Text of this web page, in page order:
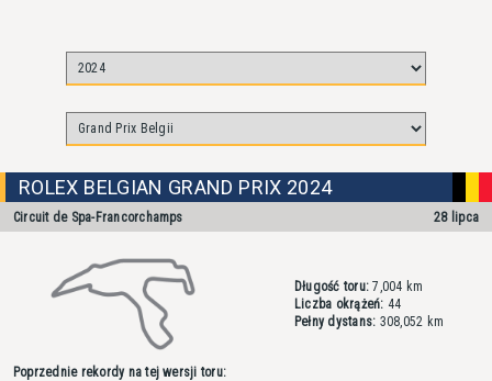
ROLEX BELGIAN GRAND PRIX 2024
Circuit de Spa-Francorchamps 28 lipca
Długość toru:7,004 km
Liczba okrążeń: 44
Pełny dystans: 308,052 km
Poprzednie rekordy na tej wersji toru: